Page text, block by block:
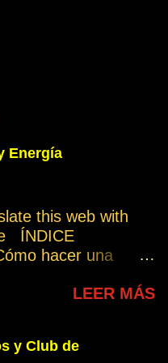
Energía
this web with
ÍNDICE
hacer una
este
INTRODUCCIÓN
LEER MÁS
y Club de